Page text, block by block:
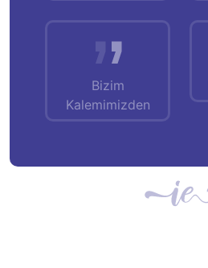
Bizim
Kalemimizden